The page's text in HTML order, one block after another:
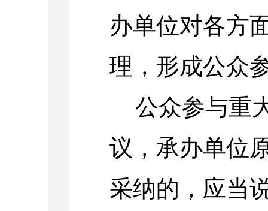
办单位对各方
理，形成公众
公众参与重
议，承办单位
采纳的，应当